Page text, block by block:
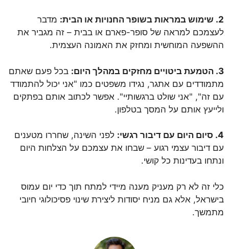
2. שימוש במראות בשופר החנויות או הבית:
מדבר
לעצמכם למראה של סופר-פארם או בבית – זה מגביר את
ההשפעה המוחשית ומחזק את האמונה העצמית.
3. הטמעת ביטויים מחזקים במהלך היום:
בכל פעם שאתם
מתמודדים עם אתגר, נגידו משפטים כמו "אני יכול להתמודד
עם זה", "אני שולט ברגשותיי". אפשר לכתוב אותם בפתקים
ולייעץ אותם על המסך בטלפון.
4. סיום היום עם דיבור רגשי:
לפני השינה, שחררו מטענים
עם דיבור עצמי רגוע – שבחו את עצמכם על הצלחות היום
ונתחו בעדינות כל קושי.
כלי זה לא רק מעניק מענה מיידי למתח תוך כדי יום עמוס
בישראל, אלא גם מניח יסודות ליצירת שינוי פסיכולוגי חיובי
מתמשך.